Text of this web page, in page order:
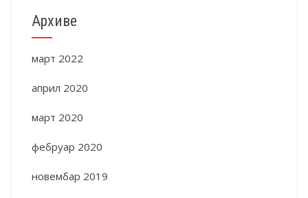
Архиве
март 2022
април 2020
март 2020
фебруар 2020
новембар 2019